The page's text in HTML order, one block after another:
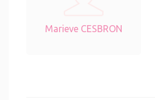
Marieve CESBRON